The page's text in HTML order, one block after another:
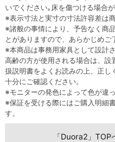
いでください｡床を傷つける場合
※表示寸法と実寸の寸法許容差は
※諸般の事情により、予告なく商
とがありますので、あらかじめご
※本商品は事務用家具として設計
高齢の方が使用される場合は、設
扱説明書をよくお読みの上、正
十分にご確認ください。
※モニターの発色によって色が違
※保証を受ける際にはご購入明細
す。
「Duora2」TOP